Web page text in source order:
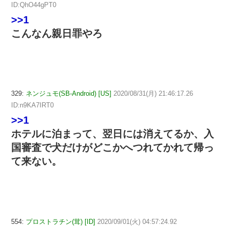
ID:QhO44gPT0
>>1
こんなん親日罪やろ
329: ネンジュモ(SB-Android) [US] 2020/08/31(月) 21:46:17.26
ID:n9KA7IRT0
>>1
ホテルに泊まって、翌日には消えてるか、入
国審査で犬だけがどこかへつれてかれて帰っ
て来ない。
554: プロストラチン(茸) [ID] 2020/09/01(火) 04:57:24.92